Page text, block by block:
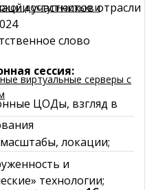
доступностью и
виртуальные серверы c
участников отрасли
слово
сессия:
ЦОДы, взгляд в
локации;
и
технологии;